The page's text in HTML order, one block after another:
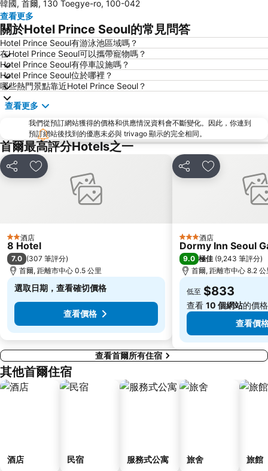
COEX商場
梨泰院
龍山站
Seoul
首爾蠶室綜合運動場
Euljiro
Gwanghwamun
Jongno
蠶室棒球場
Dongdaemun Sijang
Lotte World
Namdaemun Market
昌德宮
Samsung
Gyeongbokgung
Yongsan
Apgujeong
首爾世界杯體育場
Everland
Transit Tours - Seoul City Tour
Gwangmyeong station
East gate
Yangjae
Lotte - Main
Junggu
Jung Gu
韓國, 首爾, 130 Toegye-ro, 100-042
查看更多
關於Hotel Prince Seoul的常見問答
Hotel Prince Seoul有游泳池區域嗎？
在Hotel Prince Seoul可以攜帶寵物嗎？
Hotel Prince Seoul有停車設施嗎？
Hotel Prince Seoul位於哪裡？
哪些熱門景點靠近Hotel Prince Seoul？
查看更多
我們從預訂網站獲得的價格和供應情況資料會不斷變化。因此，你連到
預訂網站後找到的優惠未必與 trivago 顯示的完全相同。
首爾最高評分Hotels之一
分享 放到收藏夾
2 星級
酒店
8 Hotel
7.0 (307 筆評分)
首爾, 距離市中心 0.5 公里
選取日期，查看確切價格
查看價格
分享 放到收藏夾
3 星級酒店
Dormy Inn Seoul
9.0 極佳 (9,243 筆評分)
首爾, 距離市中心 8.2 公
低至 $833
查看 10 個網站的價格
查看價
查看首爾所有住宿
其他首爾住宿
酒店 民宿 服務式公寓 旅舍 旅館